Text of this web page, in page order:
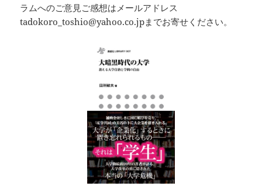
ラムへのご意見ご感想はメールアドレス
tadokoro_toshio@yahoo.co.jpまでお寄せください。